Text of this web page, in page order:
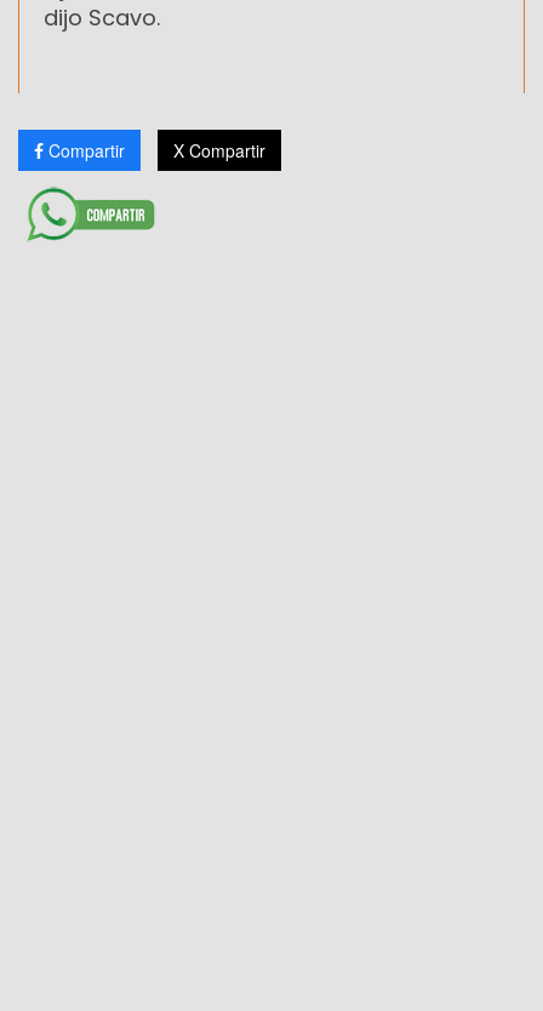
dijo Scavo.
Compartir X Compartir